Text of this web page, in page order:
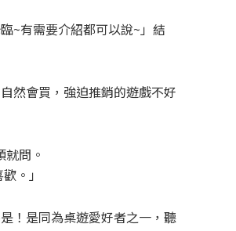
~有需要介紹都可以說~」結
然會買，強迫推銷的遊戲不好
問。
。」
！是同為桌遊愛好者之一，聽